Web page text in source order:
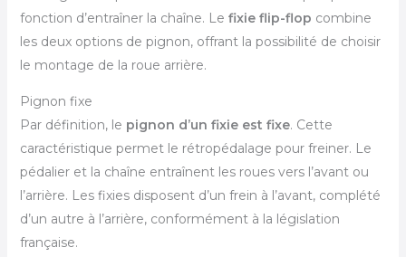
fonction d’entraîner la chaîne. Le fixie flip-flop combine
les deux options de pignon, offrant la possibilité de choisir
le montage de la roue arrière.
Pignon fixe
Par définition, le pignon d’un fixie est fixe. Cette
caractéristique permet le rétropédalage pour freiner. Le
pédalier et la chaîne entraînent les roues vers l’avant ou
l’arrière. Les fixies disposent d’un frein à l’avant, complété
d’un autre à l’arrière, conformément à la législation
française.